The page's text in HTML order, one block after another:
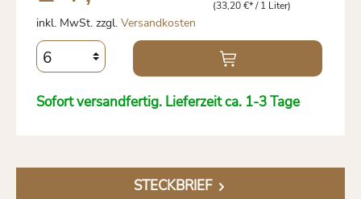
(33,20 €* / 1 Liter)
inkl. MwSt. zzgl. Versandkosten
Sofort versandfertig. Lieferzeit ca. 1-3 Tage
STECKBRIEF